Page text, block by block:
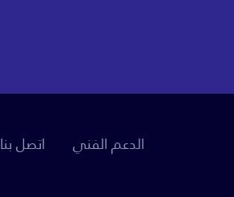
الدعم الفني اتصل بنا